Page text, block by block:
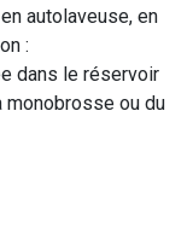
autolaveuse, en
:
dans le réservoir
ou du